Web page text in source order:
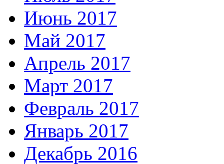
Июнь 2017
Май 2017
Апрель 2017
Март 2017
Февраль 2017
Январь 2017
Декабрь 2016